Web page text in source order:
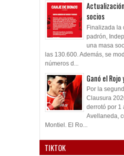
socios
Finalizada la
padrón,
una masa
las 130.600. Además, se
números d...
Ganó el
Por la
Clausura
derrotó por 1
Avellaneda,
Montiel. El Ro...
TIKTOK